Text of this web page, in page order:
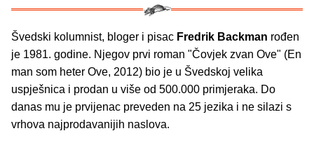
Švedski kolumnist, bloger i pisac Fredrik Backman rođen
je 1981. godine. Njegov prvi roman "Čovjek zvan Ove" (En
man som heter Ove, 2012) bio je u Švedskoj velika
uspješnica i prodan u više od 500.000 primjeraka. Do
danas mu je prvijenac preveden na 25 jezika i ne silazi s
vrhova najprodavanijih naslova.